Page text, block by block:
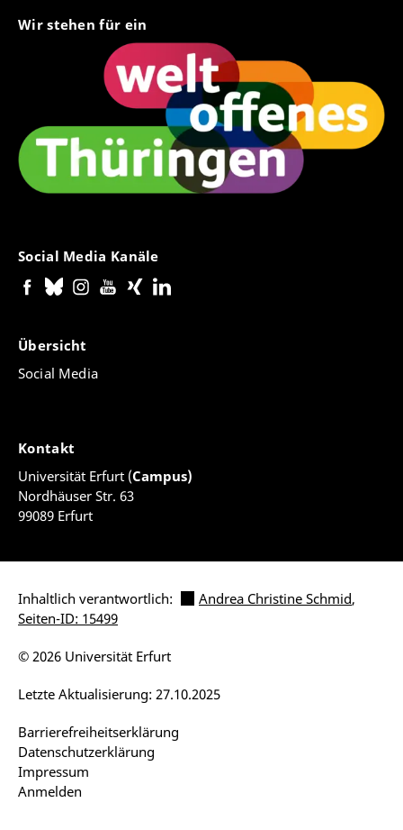
Wir stehen für ein
Social Media Kanäle
Übersicht
Social Media
Kontakt
Universität Erfurt (Campus)
Nordhäuser Str. 63
99089 Erfurt
Inhaltlich verantwortlich: Andrea Christine Schmid,
Seiten-ID: 15499
Barrierefreiheitserklärung
Datenschutzerklärung
Impressum
Anmelden
Letzte Aktualisierung: 27.10.2025
© 2026 Universität Erfurt